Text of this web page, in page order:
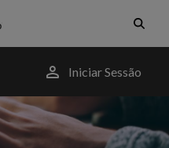
MenuIniciar Sessão